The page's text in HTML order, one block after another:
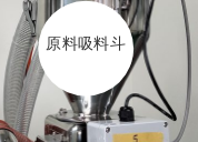
原料吸料斗